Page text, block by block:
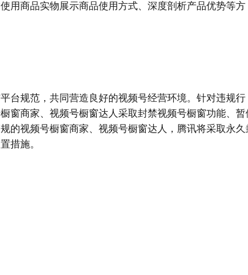
用商品实物展示商品使用方式、深度剖析产品优势等方
台规范，共同营造良好的视频号经营环境。针对违规行
窗商家、视频号橱窗达人采取封禁视频号橱窗功能、暂
的视频号橱窗商家、视频号橱窗达人，腾讯将采取永久
措施。